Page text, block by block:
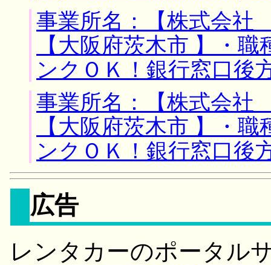
事業所名：【株式会
【大阪府茨木市 】・
ンクＯＫ！銀行窓口後
事業所名：【株式会
【大阪府茨木市 】・
ンクＯＫ！銀行窓口後
広告
レンタカーのポータル